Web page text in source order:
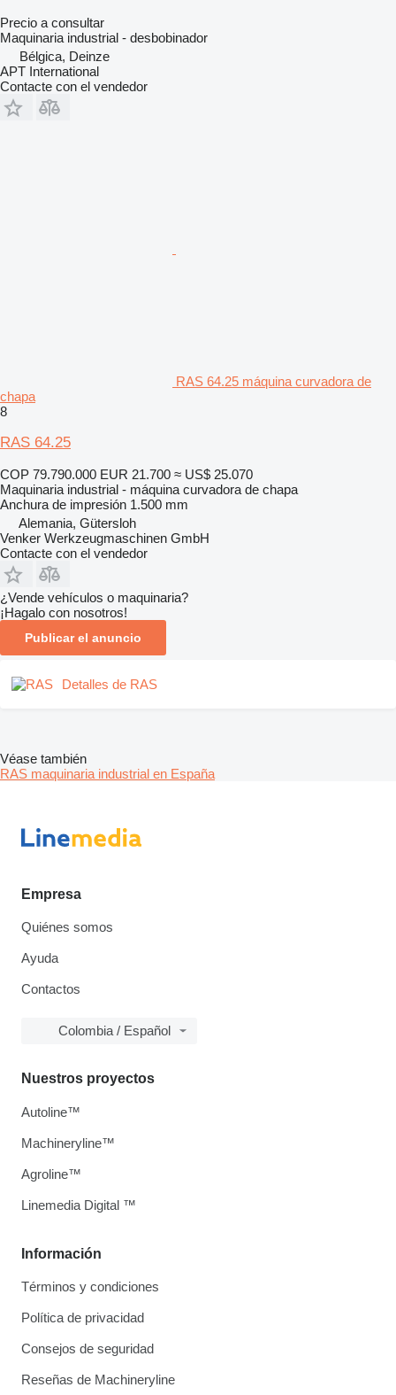
Precio a consultar
Maquinaria industrial - desbobinador
Bélgica, Deinze
APT International
Contacte con el vendedor
RAS 64.25 máquina curvadora de
chapa
8
RAS 64.25
COP 79.790.000 EUR 21.700 ≈ US$ 25.070
Maquinaria industrial - máquina curvadora de chapa
Anchura de impresión 1.500 mm
Alemania, Gütersloh
Venker Werkzeugmaschinen GmbH
Contacte con el vendedor
¿Vende vehículos o maquinaria?
¡Hagalo con nosotros!
Publicar el anuncio
Detalles de RAS
Véase también
RAS maquinaria industrial en España
Empresa
Quiénes somos
Ayuda
Contactos
Colombia / Español
Información
Términos y condiciones
Política de privacidad
Consejos de seguridad
Reseñas de Machineryline
Nuestros proyectos
Autoline™
Machineryline™
Agroline™
Linemedia Digital ™